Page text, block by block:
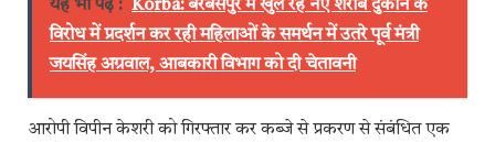
यह भी पढ़ें : Korba: बरबसपुर में खुल रहे नए शराब दुकान के
विरोध में प्रदर्शन कर रही महिलाओं के समर्थन में उतरे पूर्व मंत्री
जयसिंह अग्रवाल, आबकारी विभाग को दी चेतावनी
आरोपी विपीन केशरी को गिरफ्तार कर कब्जे से प्रकरण से संबंधित एक